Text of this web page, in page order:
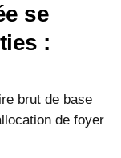
se
:
brut de base
de foyer